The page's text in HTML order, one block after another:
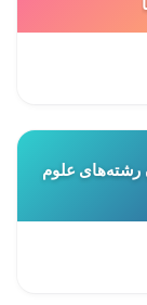
رشته‌های علوم